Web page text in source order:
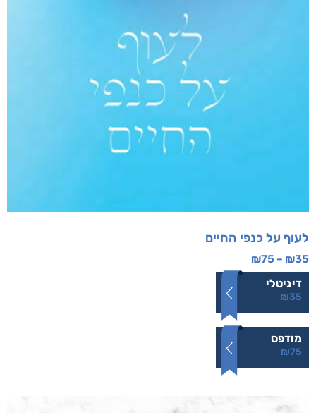
לעוף על כנפי החיים
₪35
–
₪75
דיגיטלי
₪35
מודפס
₪75